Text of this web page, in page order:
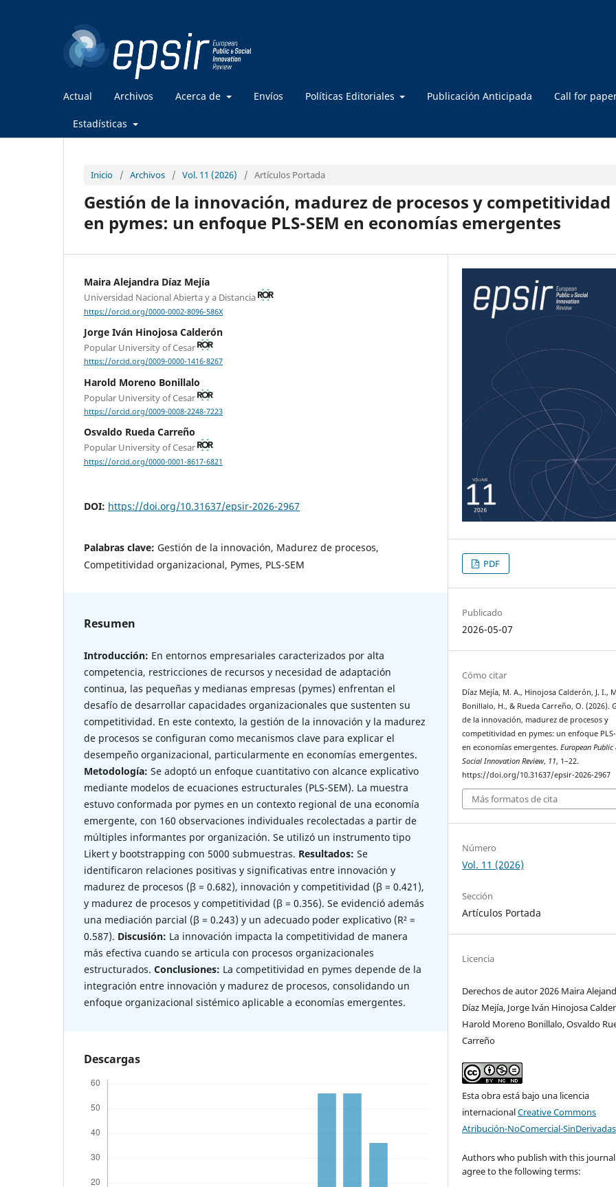
Actual Archivos Acerca de Envíos Políticas Editoriales Publicación Anticipada Call for
Estadísticas
Inicio / Archivos / Vol. 11 (2026) / Artículos Portada
Gestión de la innovación, madurez de procesos y competitividad
en pymes: un enfoque PLS-SEM en economías emergentes
Maira Alejandra Díaz Mejía
Universidad Nacional Abierta y a Distancia
https://orcid.org/0000-0002-8096-586X
Jorge Iván Hinojosa Calderón
Popular University of Cesar
https://orcid.org/0009-0000-1416-8267
Harold Moreno Bonillalo
Popular University of Cesar
https://orcid.org/0009-0008-2248-7223
Osvaldo Rueda Carreño
Popular University of Cesar
https://orcid.org/0000-0001-8617-6821
DOI: https://doi.org/10.31637/epsir-2026-2967
Palabras clave: Gestión de la innovación, Madurez de procesos,
Competitividad organizacional, Pymes, PLS-SEM
Resumen
Introducción: En entornos empresariales caracterizados por alta
competencia, restricciones de recursos y necesidad de adaptación
continua, las pequeñas y medianas empresas (pymes) enfrentan el
desafío de desarrollar capacidades organizacionales que sustenten su
competitividad. En este contexto, la gestión de la innovación y la madurez
de procesos se configuran como mecanismos clave para explicar el
desempeño organizacional, particularmente en economías emergentes.
Metodología: Se adoptó un enfoque cuantitativo con alcance explicativo
mediante modelos de ecuaciones estructurales (PLS-SEM). La muestra
estuvo conformada por pymes en un contexto regional de una economía
emergente, con 160 observaciones individuales recolectadas a partir de
múltiples informantes por organización. Se utilizó un instrumento tipo
Likert y bootstrapping con 5000 submuestras. Resultados: Se
identificaron relaciones positivas y significativas entre innovación y
madurez de procesos (β = 0.682), innovación y competitividad (β = 0.421),
y madurez de procesos y competitividad (β = 0.356). Se evidenció además
una mediación parcial (β = 0.243) y un adecuado poder explicativo (R² =
0.587). Discusión: La innovación impacta la competitividad de manera
más efectiva cuando se articula con procesos organizacionales
estructurados. Conclusiones: La competitividad en pymes depende de la
integración entre innovación y madurez de procesos, consolidando un
enfoque organizacional sistémico aplicable a economías emergentes.
Descargas
PDF
Publicado
2026-05-07
Cómo citar
Díaz Mejía, M. A., Hinojosa Calderón, J. I.,
Bonillalo, H., & Rueda Carreño, O. (2026).
de la innovación, madurez de procesos y
competitividad en pymes: un enfoque PLS-
en economías emergentes.European Public
Social Innovation Review, 11, 1–22.
https://doi.org/10.31637/epsir-2026-2967
Más formatos de cita
Número
Vol. 11 (2026)
Sección
Artículos Portada
Licencia
Derechos de autor 2026 Maira
Díaz Mejía, Jorge Iván Hinojosa
Harold Moreno Bonillalo, Osvaldo
Carreño
Esta obra está bajo una licencia
internacionalCreative Commons
Atribución-NoComercial-
Authors who publish with this journal
agree to the following terms: